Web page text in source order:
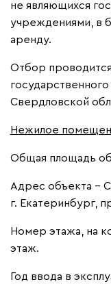
не являющихся
учреждениями, в
аренду.
Отбор
Свердловской
Нежилое
Общая площадь
Адрес объекта –
г. Екатеринбург,
Номер этажа, на
этаж.
Год ввода в